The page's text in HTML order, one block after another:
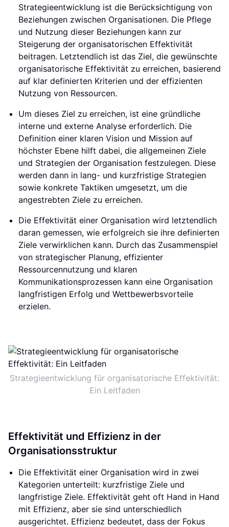
Strategieentwicklung ist die Berücksichtigung von
Beziehungen zwischen Organisationen. Die Pflege
und Nutzung dieser Beziehungen kann zur
Steigerung der organisatorischen Effektivität
beitragen. Letztendlich ist das Ziel, die gewünschte
organisatorische Effektivität zu erreichen, basierend
auf klar definierten Kriterien und der effizienten
Nutzung von Ressourcen.
Um dieses Ziel zu erreichen, ist eine gründliche
interne und externe Analyse erforderlich. Die
Definition einer klaren Vision und Mission auf
höchster Ebene hilft dabei, die allgemeinen Ziele
und Strategien der Organisation festzulegen. Diese
werden dann in lang- und kurzfristige Strategien
sowie konkrete Taktiken umgesetzt, um die
angestrebten Ziele zu erreichen.
Die Effektivität einer Organisation wird letztendlich
daran gemessen, wie erfolgreich sie ihre definierten
Ziele verwirklichen kann. Durch das Zusammenspiel
von strategischer Planung, effizienter
Ressourcennutzung und klaren
Kommunikationsprozessen kann eine Organisation
langfristigen Erfolg und Wettbewerbsvorteile
erzielen.
Strategieentwicklung für organisatorische Effektivität:
Ein Leitfaden
Effektivität und Effizienz in der
Organisationsstruktur
Die Effektivität einer Organisation wird in zwei
Kategorien unterteilt: kurzfristige Ziele und
langfristige Ziele. Effektivität geht oft Hand in Hand
mit Effizienz, aber sie sind unterschiedlich
ausgerichtet. Effizienz bedeutet, dass der Fokus